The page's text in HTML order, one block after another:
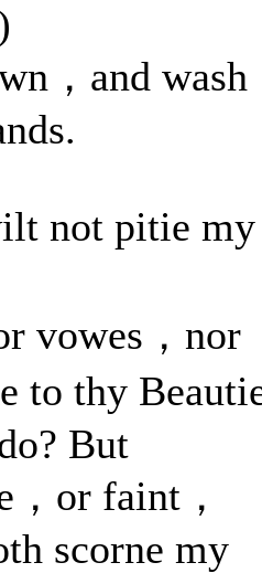
，and wash
not pitie my
vowes，nor
to thy
But
or faint，
scorne my